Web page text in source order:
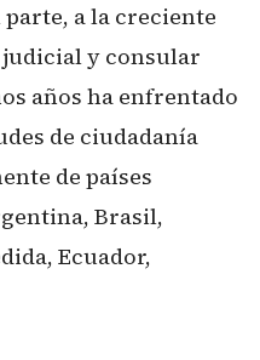
a la creciente
y consular
años ha enfrentado
de ciudadanía
de países
Brasil,
Ecuador,